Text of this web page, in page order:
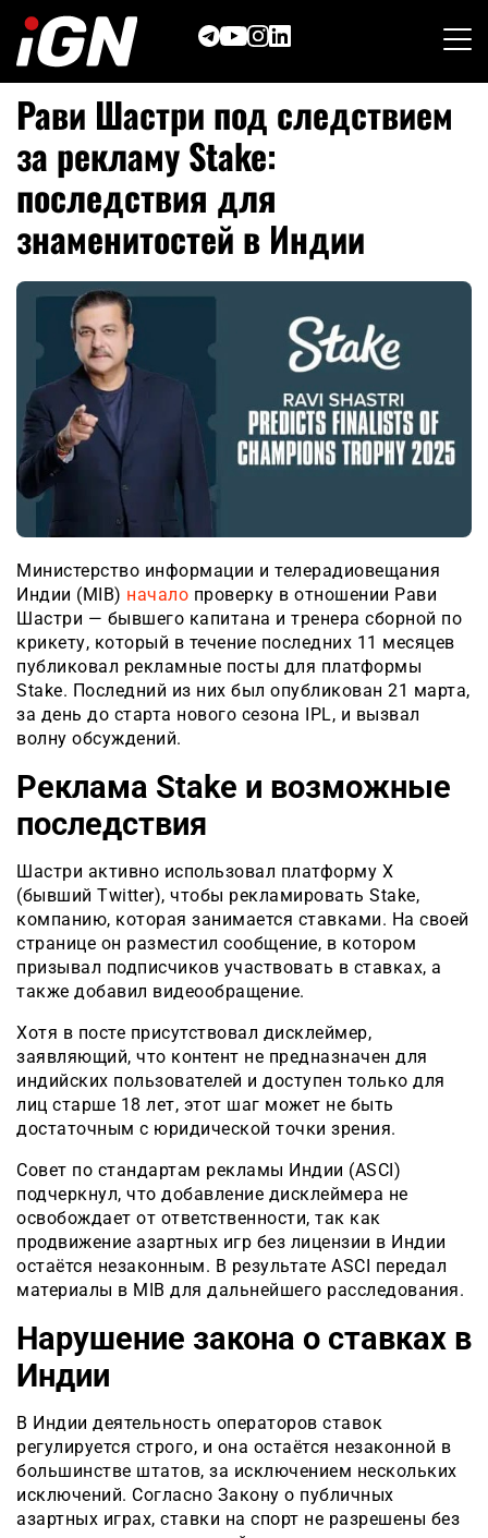
content
Рави Шастри под следствием
за рекламу Stake:
последствия для
знаменитостей в Индии
Министерство информации и телерадиовещания
Индии (MIB) начало проверку в отношении Рави
Шастри — бывшего капитана и тренера сборной по
крикету, который в течение последних 11 месяцев
публиковал рекламные посты для платформы
Stake. Последний из них был опубликован 21 марта,
за день до старта нового сезона IPL, и вызвал
волну обсуждений.
Реклама Stake и возможные
последствия
Шастри активно использовал платформу X
(бывший Twitter), чтобы рекламировать Stake,
компанию, которая занимается ставками. На своей
странице он разместил сообщение, в котором
призывал подписчиков участвовать в ставках, а
также добавил видеообращение.
Хотя в посте присутствовал дисклеймер,
заявляющий, что контент не предназначен для
индийских пользователей и доступен только для
лиц старше 18 лет, этот шаг может не быть
достаточным с юридической точки зрения.
Совет по стандартам рекламы Индии (ASCI)
подчеркнул, что добавление дисклеймера не
освобождает от ответственности, так как
продвижение азартных игр без лицензии в Индии
остаётся незаконным. В результате ASCI передал
материалы в MIB для дальнейшего расследования.
Нарушение закона о ставках в
Индии
В Индии деятельность операторов ставок
регулируется строго, и она остаётся незаконной в
большинстве штатов, за исключением нескольких
исключений. Согласно Закону о публичных
азартных играх, ставки на спорт не разрешены без